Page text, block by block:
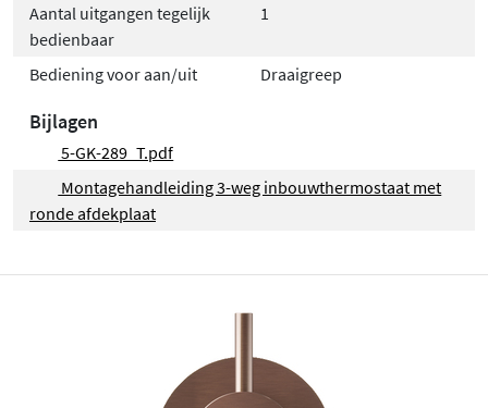
Aantal uitgangen tegelijk
bedienbaar
1
Bediening voor aan/uit Draaigreep
Bijlagen
5-GK-289_T.pdf
Montagehandleiding 3-weg inbouwthermostaat met
ronde afdekplaat